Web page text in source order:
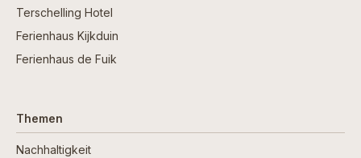
Terschelling Hotel
Ferienhaus Kijkduin
Ferienhaus de Fuik
Themen
Nachhaltigkeit